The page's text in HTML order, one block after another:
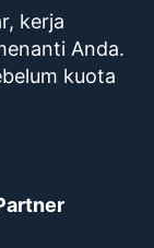
kerja
Anda.
kuota